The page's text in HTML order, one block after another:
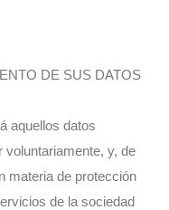
DE SUS DATOS
aquellos datos
voluntariamente, y, de
materia de protección
de la sociedad